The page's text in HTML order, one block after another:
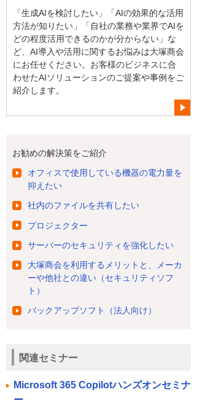
「生成AIを検討したい」「AIの効果的な活用
方法が知りたい」「自社の業務や業界でAIを
どの程度活用できるのかが分からない」な
ど、AI導入や活用に関するお悩みは大塚商会
にお任せください。お客様のビジネスに合
わせたAIソリューションのご提案や事例をご
紹介します。
お勧めの解決策をご紹介
オフィスで使用している機器の電力量を
抑えたい
社内のファイルを共有したい
プロジェクター
サーバーのセキュリティを強化したい
大塚商会を利用するメリットと、メーカ
ーや他社との違い（セキュリティソフ
ト）
バックアップソフト（法人向け）
関連セミナー
Microsoft 365 Copilotハンズオンセミナ